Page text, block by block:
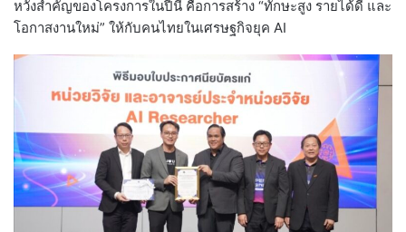
หวังสำคัญของโครงการในปีนี้ คือการสร้าง “ทักษะสูง รายได้ดี และ
โอกาสงานใหม่” ให้กับคนไทยในเศรษฐกิจยุค AI